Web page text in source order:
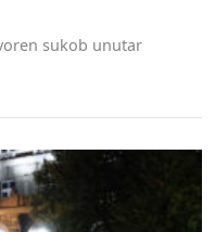
sukob unutar